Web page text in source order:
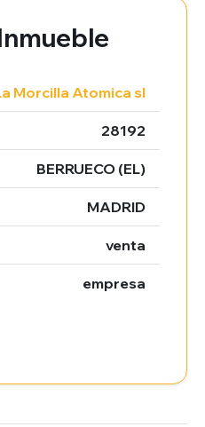
Morcilla Atomica sl
28192
BERRUECO (EL)
MADRID
venta
empresa